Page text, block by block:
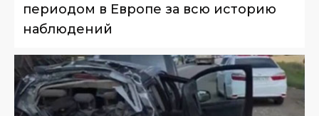
периодом в Европе за всю историю
наблюдений